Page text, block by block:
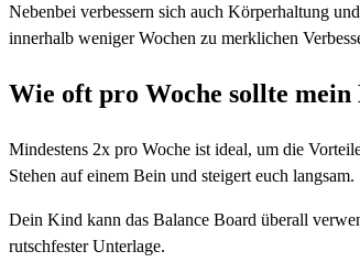
Nebenbei verbessern sich auch Körperhaltung
innerhalb weniger Wochen zu merklichen
Wie oft pro Woche sollte
Mindestens 2x pro Woche ist ideal, um die
Stehen auf einem Bein und steigert euch langsam.
Dein Kind kann das Balance Board überall
rutschfester Unterlage.